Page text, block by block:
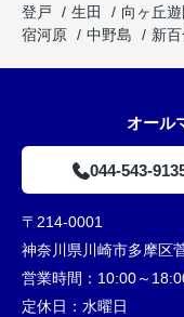
登戸
生田 向ヶ丘遊
宿河原
中野島 新
オール
044-543-
〒214-0001
神奈川県川崎市多摩区
営業時間： 10:00～
定休日： 水曜日